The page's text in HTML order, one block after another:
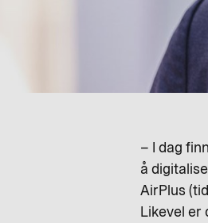
– I dag
å
AirPlus
Likevel er